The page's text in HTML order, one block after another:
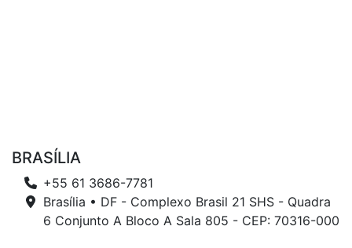
BRASÍLIA
+55 61 3686-7781
Brasília • DF - Complexo Brasil 21 SHS - Quadra
6 Conjunto A Bloco A Sala 805 - CEP: 70316-000